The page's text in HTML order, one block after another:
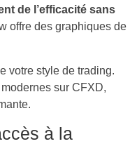
de l’efficacité sans
offre des graphiques de
votre style de trading.
sur CFXD,
à la